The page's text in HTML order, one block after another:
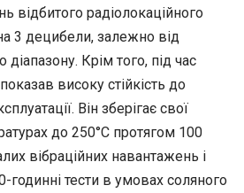
відбитого радіолокаційного
3 децибели, залежно від
діапазону. Крім того, під час
високу стійкість до
Він зберігає свої
до 250°C протягом 100
вібраційних навантажень і
тести в умовах соляного